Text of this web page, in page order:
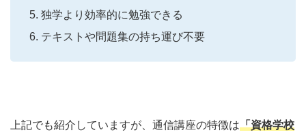
独学より効率的に勉強できる
テキストや問題集の持ち運び不要
上記でも紹介していますが、通信講座の特徴は「資格学校